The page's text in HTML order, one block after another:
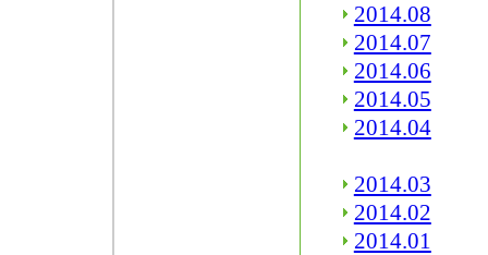
2014.08
2014.07
2014.06
2014.05
2014.04
2014.03
2014.02
2014.01